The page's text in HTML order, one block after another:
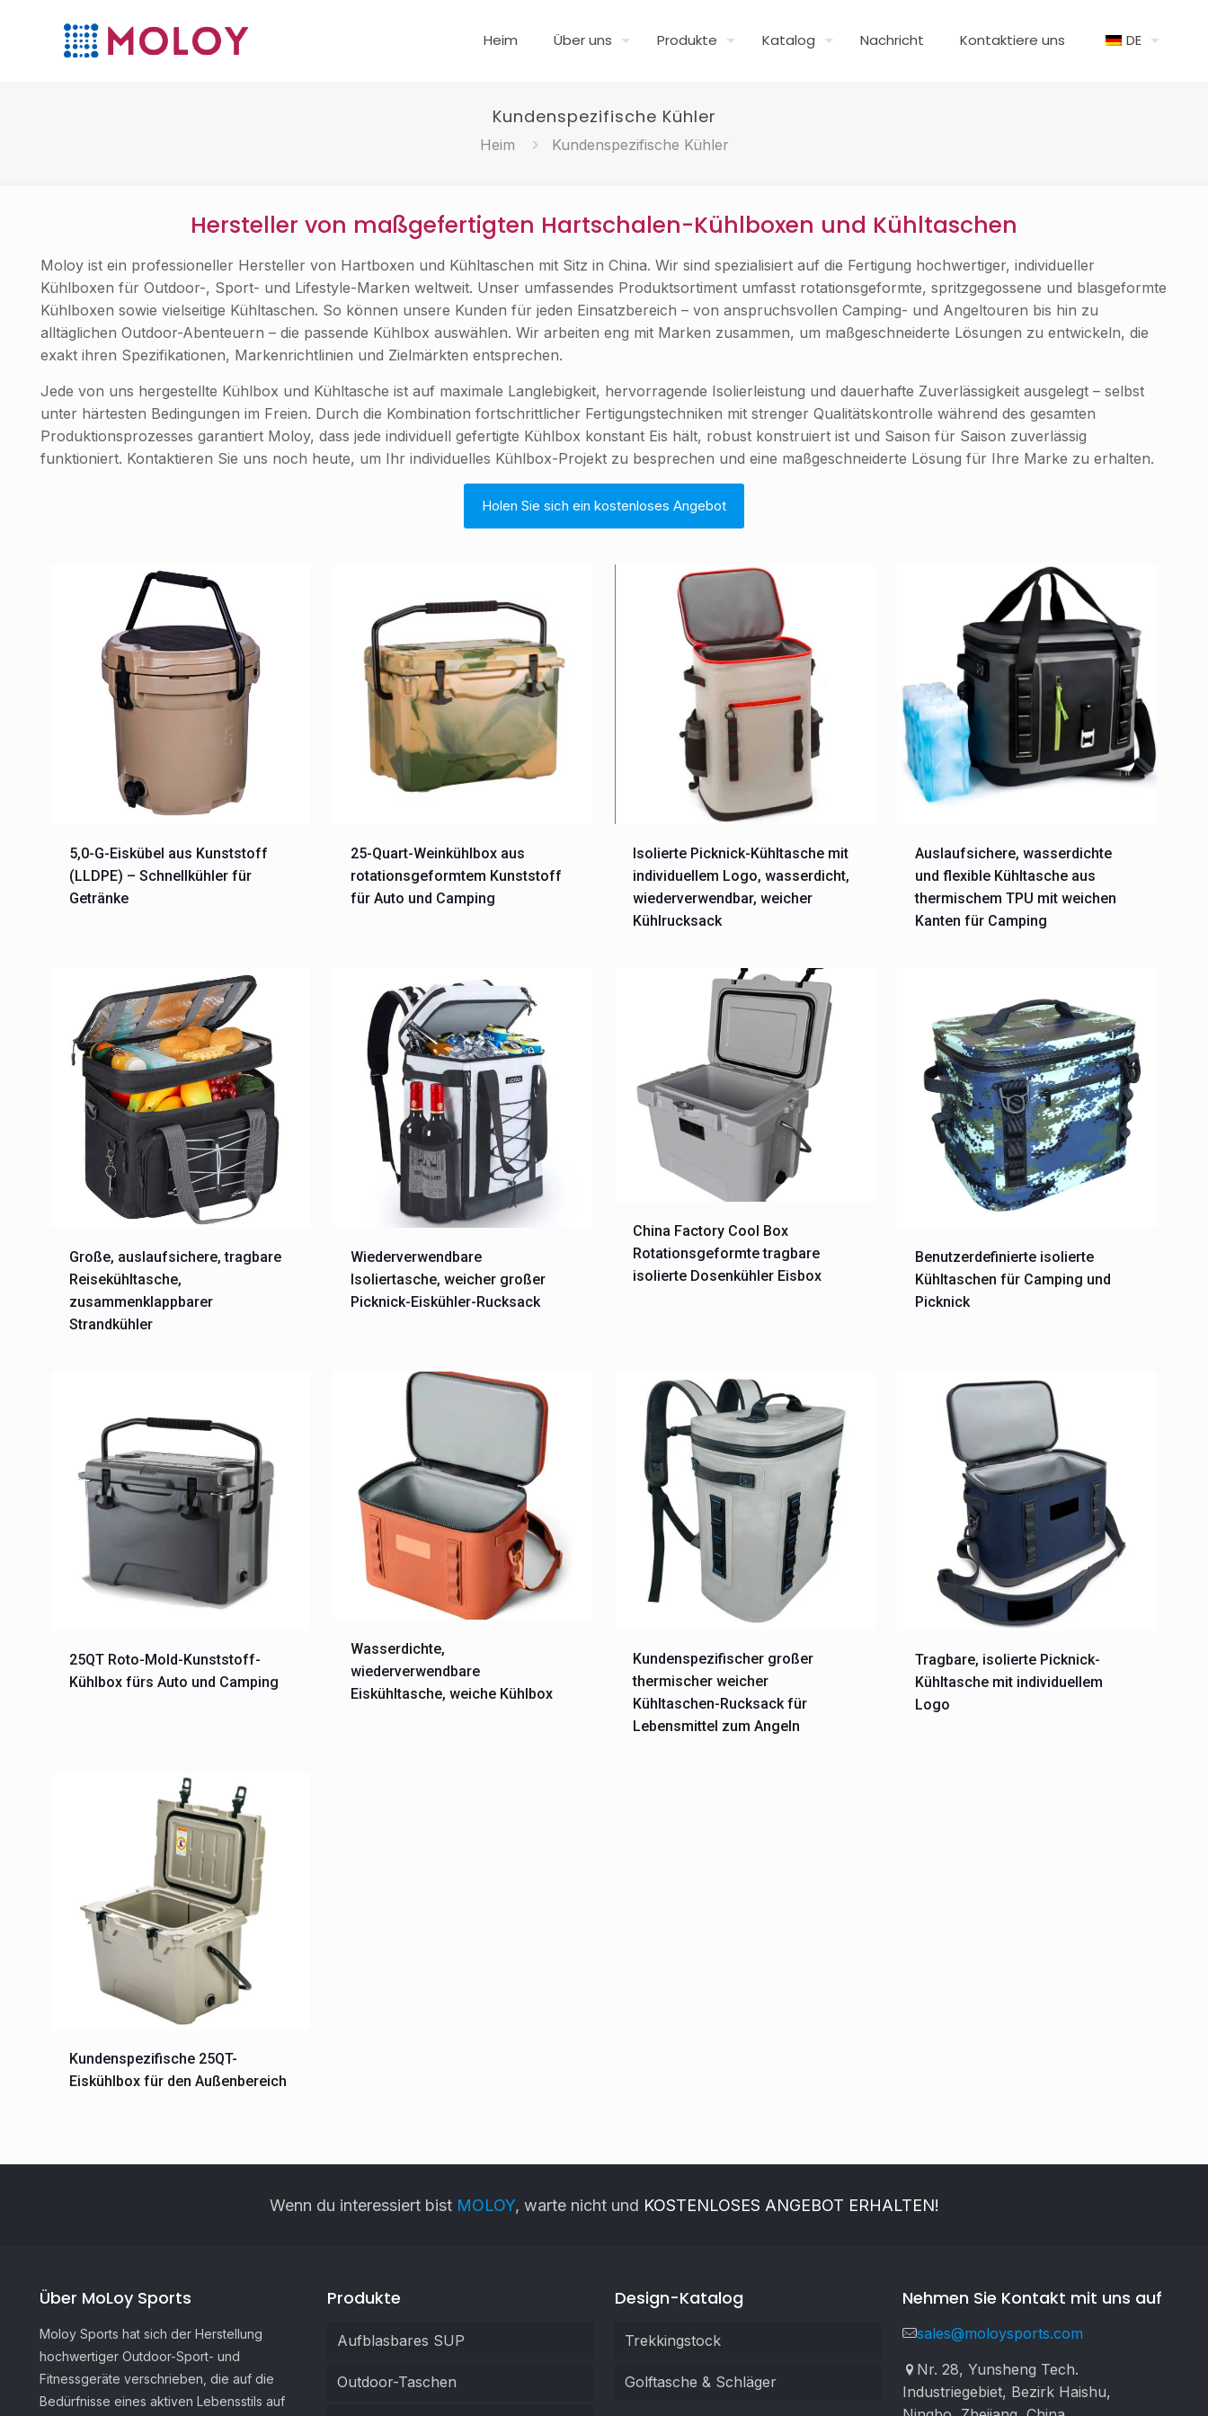
Heim Über uns Produkte Katalog Nachricht Kontaktiere uns DE
Kundenspezifische Kühler
Heim Kundenspezifische Kühler
Hersteller von maßgefertigten Hartschalen-Kühlboxen und Kühltaschen
Moloy ist ein professioneller Hersteller von Hartboxen und Kühltaschen mit Sitz in China. Wir sind spezialisiert auf die Fertigung hochwertiger, individueller
Kühlboxen für Outdoor-, Sport- und Lifestyle-Marken weltweit. Unser umfassendes Produktsortiment umfasst rotationsgeformte, spritzgegossene und blasgeformte
Kühlboxen sowie vielseitige Kühltaschen. So können unsere Kunden für jeden Einsatzbereich – von anspruchsvollen Camping- und Angeltouren bis hin zu
alltäglichen Outdoor-Abenteuern – die passende Kühlbox auswählen. Wir arbeiten eng mit Marken zusammen, um maßgeschneiderte Lösungen zu entwickeln, die
exakt ihren Spezifikationen, Markenrichtlinien und Zielmärkten entsprechen.
Jede von uns hergestellte Kühlbox und Kühltasche ist auf maximale Langlebigkeit, hervorragende Isolierleistung und dauerhafte Zuverlässigkeit ausgelegt – selbst
unter härtesten Bedingungen im Freien. Durch die Kombination fortschrittlicher Fertigungstechniken mit strenger Qualitätskontrolle während des gesamten
Produktionsprozesses garantiert Moloy, dass jede individuell gefertigte Kühlbox konstant Eis hält, robust konstruiert ist und Saison für Saison zuverlässig
funktioniert. Kontaktieren Sie uns noch heute, um Ihr individuelles Kühlbox-Projekt zu besprechen und eine maßgeschneiderte Lösung für Ihre Marke zu erhalten.
Holen Sie sich ein kostenloses Angebot
5,0-G-Eiskübel aus Kunststoff
(LLDPE) – Schnellkühler für
Getränke
25-Quart-Weinkühlbox aus
rotationsgeformtem Kunststoff
für Auto und Camping
Isolierte Picknick-Kühltasche mit
individuellem Logo, wasserdicht,
wiederverwendbar, weicher
Kühlrucksack
Auslaufsichere, wasserdichte
und flexible Kühltasche aus
thermischem TPU mit weichen
Kanten für Camping
Große, auslaufsichere, tragbare
Reisekühltasche,
zusammenklappbarer
Strandkühler
Wiederverwendbare
Isoliertasche, weicher großer
Picknick-Eiskühler-Rucksack
China Factory Cool Box
Rotationsgeformte tragbare
isolierte Dosenkühler Eisbox
Benutzerdefinierte isolierte
Kühltaschen für Camping und
Picknick
25QT Roto-Mold-Kunststoff-
Kühlbox fürs Auto und Camping
Wasserdichte,
wiederverwendbare
Eiskühltasche, weiche Kühlbox
Kundenspezifischer großer
thermischer weicher
Kühltaschen-Rucksack für
Lebensmittel zum Angeln
Tragbare, isolierte Picknick-
Kühltasche mit individuellem
Logo
Kundenspezifische 25QT-
Eiskühlbox für den Außenbereich
Wenn du interessiert bist MOLOY, warte nicht und KOSTENLOSES ANGEBOT ERHALTEN!
Über MoLoy Sports
Moloy Sports hat sich der Herstellung
hochwertiger Outdoor-Sport- und
Fitnessgeräte verschrieben, die auf die
Bedürfnisse eines aktiven Lebensstils auf
Produkte
Aufblasbares SUP
Outdoor-Taschen
Design-Katalog
Trekkingstock
Golftasche & Schläger
Nehmen Sie Kontakt mit uns auf
sales@moloysports.com
Nr. 28, Yunsheng Tech.
Industriegebiet, Bezirk Haishu,